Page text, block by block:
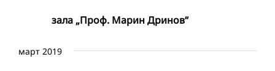
зала „Проф. Марин Дринов“
март 2019